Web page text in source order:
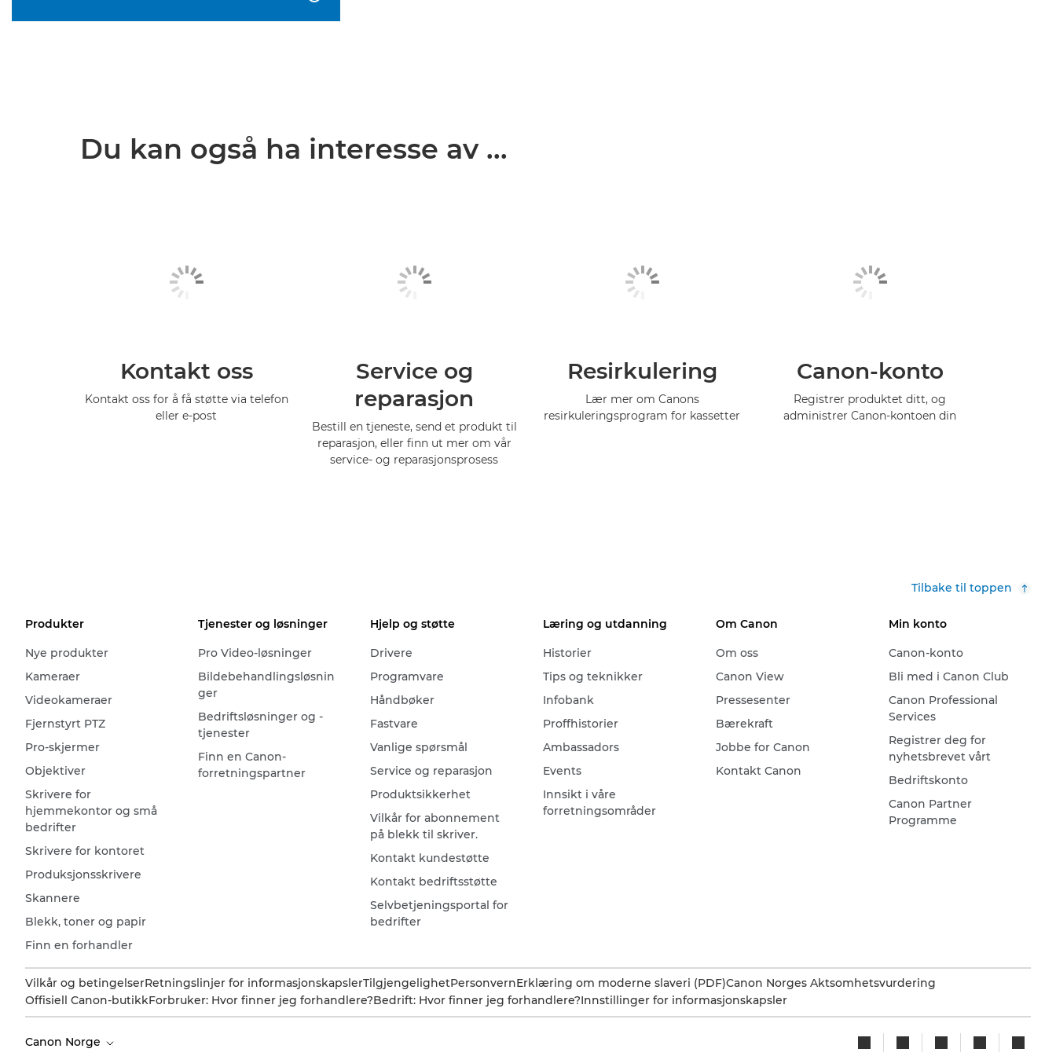
Du kan også ha interesse av ...
Kontakt oss
Kontakt oss for å få støtte via telefon
eller e-post
Service og
reparasjon
Bestill en tjeneste, send et produkt til
reparasjon, eller finn ut mer om vår
service- og reparasjonsprosess
Resirkulering
Lær mer om Canons
resirkuleringsprogram for kassetter
Canon-konto
Registrer produktet ditt, og
administrer Canon-kontoen din
Tilbake til toppen
Produkter
Nye produkter
Kameraer
Videokameraer
Fjernstyrt PTZ
Pro-skjermer
Objektiver
Skrivere for
hjemmekontor og små
bedrifter
Skrivere for kontoret
Produksjonsskrivere
Skannere
Blekk, toner og papir
Finn en forhandler
Tjenester og løsninger
Pro Video-løsninger
Bildebehandlingsløsnin
ger
Bedriftsløsninger og -
tjenester
Finn en Canon-
forretningspartner
Hjelp og støtte
Drivere
Programvare
Håndbøker
Fastvare
Vanlige spørsmål
Service og reparasjon
Produktsikkerhet
Vilkår for abonnement
på blekk til skriver.
Kontakt kundestøtte
Kontakt bedriftsstøtte
Selvbetjeningsportal for
bedrifter
Læring og utdanning
Historier
Tips og teknikker
Infobank
Proffhistorier
Ambassadors
Events
Innsikt i våre
forretningsområder
Om Canon
Om oss
Canon View
Pressesenter
Bærekraft
Jobbe for Canon
Kontakt Canon
Min konto
Canon-konto
Bli med i Canon Club
Canon Professional
Services
Registrer deg for
nyhetsbrevet vårt
Bedriftskonto
Canon Partner
Programme
Vilkår og betingelserRetningslinjer for informasjonskapslerTilgjengelighetPersonvernErklæring om moderne slaveri (PDF)Canon Norges Aktsomhetsvurdering
Offisiell Canon-butikkForbruker: Hvor finner jeg forhandlere?Bedrift: Hvor finner jeg forhandlere?Innstillinger for informasjonskapsler
Canon Norge